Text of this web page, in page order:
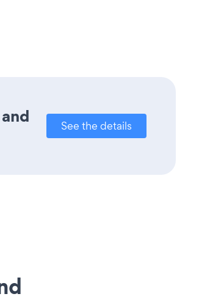
See the details